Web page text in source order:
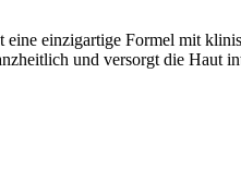
einzigartige Formel mit
und versorgt die Haut